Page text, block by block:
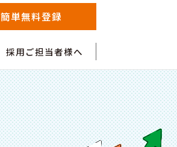
簡単無料登録
採用ご担当者様へ